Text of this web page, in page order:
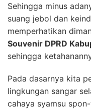
Sehingga minus
suang jebol dan
memperhatikan
Souvenir DPRD
sehingga
Pada dasarnya kita
lingkungan sangar
cahaya syamsu